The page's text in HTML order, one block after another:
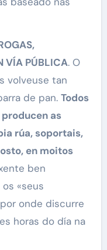
VÍA PÚBLICA. O
volveuse tan
de pan. Todos
as
rúa, soportais,
en moitos
ben
«seus
onde discurre
horas do día na